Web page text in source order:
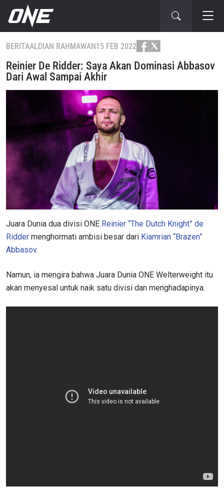
BERITAALDIAN RAHMAWAN15 FEB 2022
Reinier De Ridder: Saya Akan Dominasi Abbasov
Dari Awal Sampai Akhir
Juara Dunia dua divisi ONE Reinier “The Dutch Knight” de
Ridder menghormati ambisi besar dari Kiamrian “Brazen”
Abbasov.
Namun, ia mengira bahwa Juara Dunia ONE Welterweight itu
akan menyesal untuk naik satu divisi dan menghadapinya.